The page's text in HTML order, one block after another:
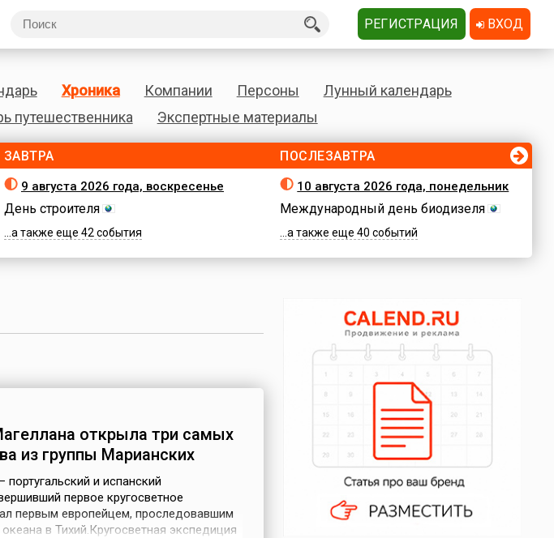
Хроника Компании Персоны
Лунный календарь
путешественника Экспертные материалы
ЗАВТРА
9 августа 2026 года, воскресенье
День строителя
...а также еще 42 события
ПОСЛЕЗАВТРА
10 августа 2026 года, понедельник
Международный день биодизеля
...а также еще 40 событий
открыла три самых
из группы Марианских
и испанский
первое кругосветное
первым европейцем, проследовавшим
в Тихий.Кругосветная экспедиция
РЕГИСТРАЦИЯ ВХОД